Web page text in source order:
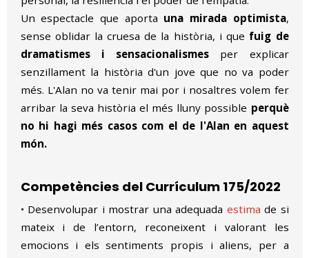
Un espectacle que aporta una mirada optimista,
sense oblidar la cruesa de la història, i que fuig de
dramatismes i sensacionalismes per explicar
senzillament la història d'un jove que no va poder
més. L'Alan no va tenir mai por i nosaltres volem fer
arribar la seva història el més lluny possible perquè
no hi hagi més casos com el de l'Alan en aquest
món.
Competències delCurrículum 175/2022
• Desenvolupar i mostrar una adequada estima de si
mateix i de l’entorn, reconeixent i valorant les
emocions i els sentiments propis i aliens, per a